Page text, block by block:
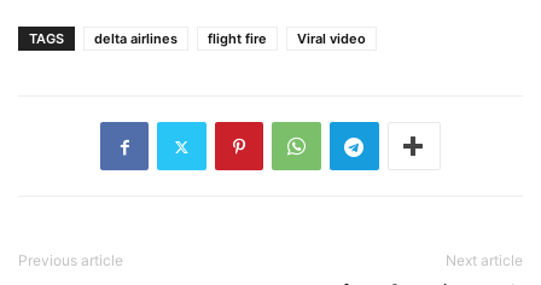
TAGS delta airlines flight fire Viral video
Previous article Next article